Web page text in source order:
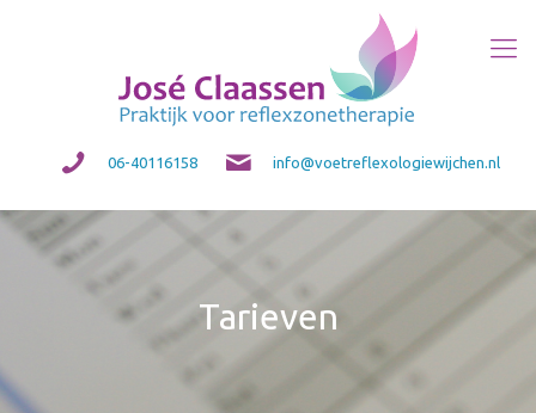
06-40116158 info@voetreflexologiewijchen.nl
Tarieven